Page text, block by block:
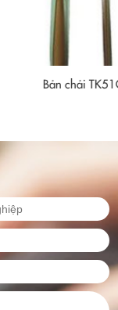
Bản chải TK51G